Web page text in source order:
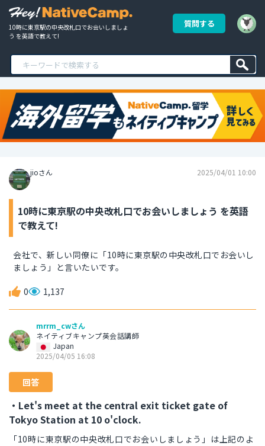
10時に東京駅の中央改札口でお会いしましょ
う を英語で教えて!
質問する
jioさん 2025/04/01 10:00
10時に東京駅の中央改札口でお会いしましょう を英語
で教えて!
会社で、新しい同僚に「10時に東京駅の中央改札口でお会いし
ましょう」と言いたいです。
0 1,137
mrrm_cwさん
ネイティブキャンプ英会話講師
Japan
2025/04/05 16:08
回答
・Let's meet at the central exit ticket gate of
Tokyo Station at 10 o'clock.
「10時に東京駅の中央改札口でお会いしましょう」は上記のよ